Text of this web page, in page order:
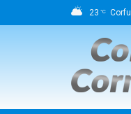
23 °C Corfu